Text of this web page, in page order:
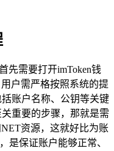
先需要打开imToken钱
户需严格按照系统的提
账户名称、公钥等关键
重要的步骤，那就是需
资源，这就好比为账
是保证账户能够正常、